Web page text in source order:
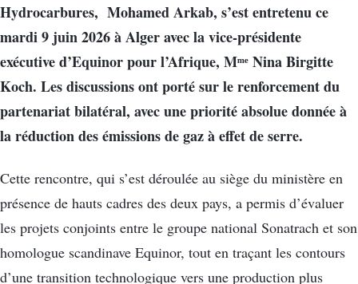
Hydrocarbures, Mohamed Arkab, s’est entretenu ce
mardi 9 juin 2026 à Alger avec la vice-présidente
exécutive d’Equinor pour l’Afrique, Mᵐᵉ Nina Birgitte
Koch. Les discussions ont porté sur le renforcement du
partenariat bilatéral, avec une priorité absolue donnée à
la réduction des émissions de gaz à effet de serre.
Cette rencontre, qui s’est déroulée au siège du ministère en
présence de hauts cadres des deux pays, a permis d’évaluer
les projets conjoints entre le groupe national Sonatrach et son
homologue scandinave Equinor, tout en traçant les contours
d’une transition technologique vers une production plus